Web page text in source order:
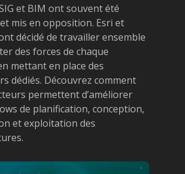
et BIM ont souvent été
mis en opposition. Esri et
décidé de travailler ensemble
des forces de chaque
mettant en place des
dédiés. Découvrez comment
permettent d’améliorer
de planification, conception,
et exploitation des